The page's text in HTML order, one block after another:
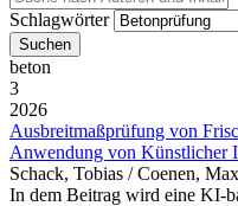
Schlagwörter
beton
3
2026
Ausbreitmaßprüfung von
Anwendung von Künstlicher
Schack, Tobias / Coenen,
In dem Beitrag wird eine KI-